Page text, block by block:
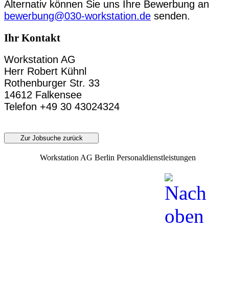
Alternativ können Sie uns Ihre Bewerbung an
bewerbung@030-workstation.de senden.
Ihr Kontakt
Workstation AG
Herr Robert Kühnl
Rothenburger Str. 33
14612 Falkensee
Telefon +49 30 43024324
Zur Jobsuche zurück
Workstation AG Berlin Personaldienstleistungen